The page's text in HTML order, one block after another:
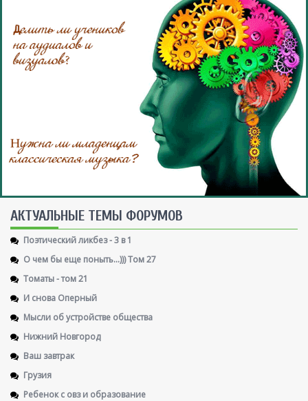
AКТУАЛЬНЫЕ ТЕМЫ ФОРУМОВ
Поэтический ликбез - 3 в 1
О чем бы еще поныть...))) Том 27
Томаты - том 21
И снова Оперный
Мысли об устройстве общества
Нижний Новгород
Ваш завтрак
Грузия
Ребенок с овз и образование